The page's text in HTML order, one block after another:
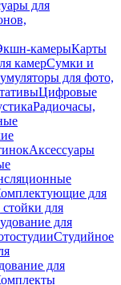
для
камерыКарты
камерСумки и
для фото,
Цифровые
Радиочасы,
Аксессуары
для
для
для
Студийное
для